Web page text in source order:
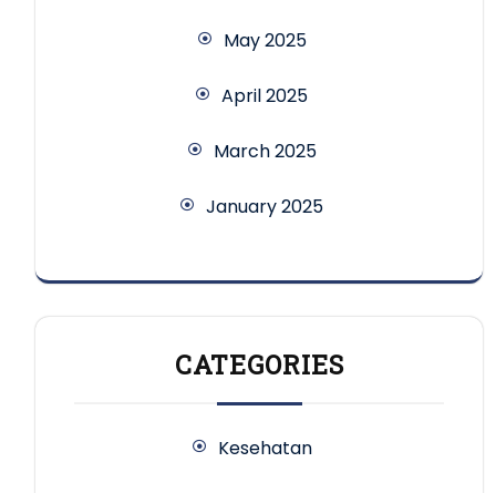
May 2025
April 2025
March 2025
January 2025
CATEGORIES
Kesehatan